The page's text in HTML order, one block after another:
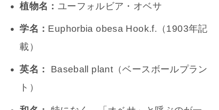
植物名： ユーフォルビア・オベサ
学名： Euphorbia obesa Hook.f.（1903年記
載）
英名：
Baseball plant（ベースボールプラン
ト）